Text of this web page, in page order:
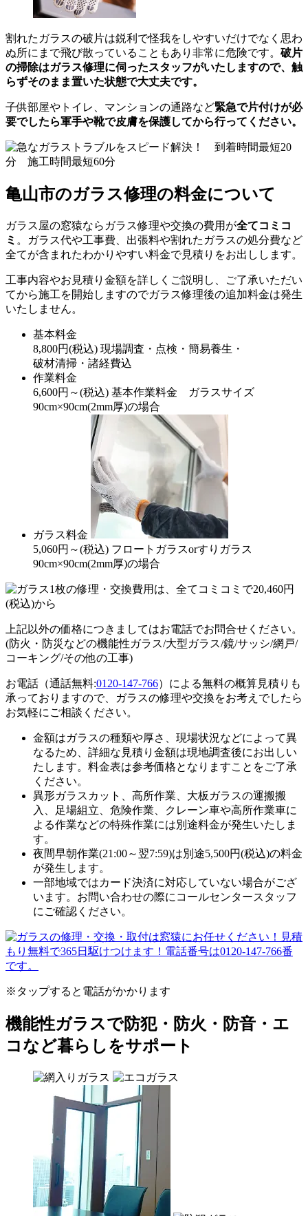
割れたガラスの破片は鋭利で怪我をしやすいだけでなく思わ
ぬ所にまで飛び散っていることもあり非常に危険です。 破片
の掃除はガラス修理に伺ったスタッフがいたしますので、触
らずそのまま置いた状態で大丈夫です。
子供部屋やトイレ、マンションの通路など緊急で片付けが必
要でしたら軍手や靴で皮膚を保護してから行ってください。
亀山市のガラス修理の料金について
ガラス屋の窓猿ならガラス修理や交換の費用が全てコミコ
ミ 。ガラス代や工事費、出張料や割れたガラスの処分費など
全てが含まれたわかりやすい料金で見積りをお出しします。
工事内容やお見積り金額を詳しくご説明し、ご了承いただい
てから施工を開始しますのでガラス修理後の追加料金は発生
いたしません。
基本料金
8,800円(税込) 現場調査・点検・簡易養生・
破材清掃・諸経費込
作業料金
6,600円～(税込) 基本作業料金 ガラスサイズ
90cm×90cm(2mm厚)の場合
ガラス料金
5,060円～(税込) フロートガラスorすりガラス
90cm×90cm(2mm厚)の場合
上記以外の価格につきましてはお電話でお問合せください。
(防火・防災などの機能性ガラス/大型ガラス/鏡/サッシ/網戸/
コーキング/その他の工事)
お電話（通話無料:0120-147-766）による無料の概算見積りも
承っておりますので、ガラスの修理や交換をお考えでしたら
お気軽にご相談ください。
金額はガラスの種類や厚さ、現場状況などによって異
なるため、 詳細な見積り金額は現地調査後にお出しい
たします。 料金表は参考価格となりますことをご了承
ください。
異形ガラスカット、高所作業、大板ガラスの運搬搬
入、足場組立、危険作業、クレーン車や高所作業車に
よる作業などの特殊作業には別途料金が発生いたしま
す。
夜間早朝作業(21:00～翌7:59)は別途5,500円(税込)の料金
が発生します。
一部地域ではカード決済に対応していない場合がござ
います。お問い合わせの際にコールセンタースタッフ
にご確認ください。
※タップすると電話がかかります
機能性ガラスで防犯・防火・防音・エ
コなど暮らしをサポート